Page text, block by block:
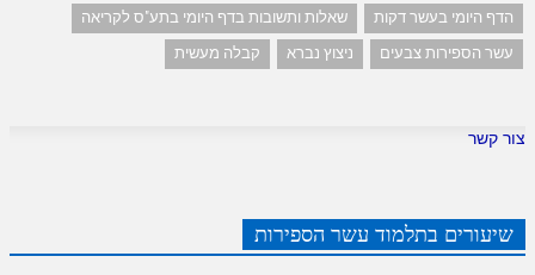
הדף היומי בעשר דקות
שאלות ותשובות בדף היומי בתע"ס לקריאה
עשר הספירות צבעים
ניצוץ נברא קבלה מעשית
צור קשר
שיעורים בתלמוד עשר הספירות